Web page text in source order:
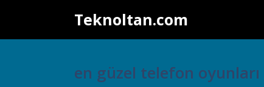
Teknoltan.com
en güzel telefon oyunları